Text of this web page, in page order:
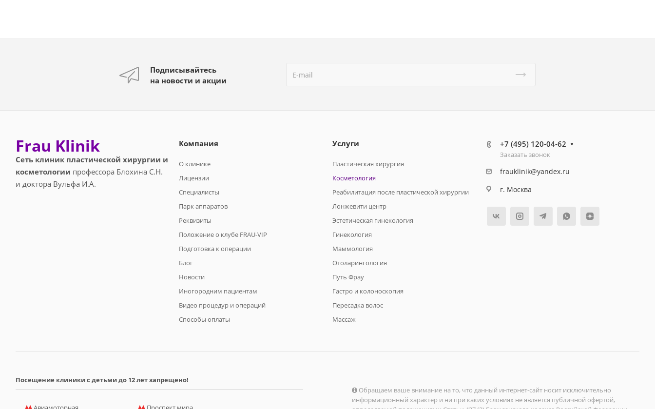
Подписывайтесь
на новости и акции
Frau Klinik
Сеть клиник пластической хирургии и
косметологии профессора Блохина С.Н.
и доктора Вульфа И.А.
Компания
О клинике
Лицензии
Специалисты
Парк аппаратов
Реквизиты
Положение о клубе FRAU-VIP
Подготовка к операции
Блог
Новости
Иногородним пациентам
Видео процедур и операций
Способы оплаты
Услуги
Пластическая хирургия
Косметология
Реабилитация после пластической хирургии
Лонжевити центр
Эстетическая гинекология
Гинекология
Маммология
Отоларингология
Путь Фрау
Гастро и колоноскопия
Пересадка волос
Массаж
+7 (495) 120-04-62
Заказать звонок
frauklinik@yandex.ru
г. Москва
Посещение клиники с детьми до 12 лет запрещено!
Обращаем ваше внимание на то, что данный интернет-сайт носит исключительно
информационный характер и ни при каких условиях не является публичной офертой,